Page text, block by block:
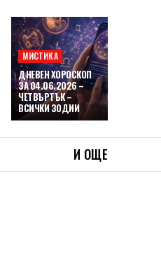
МИСТИКА
ДНЕВЕН ХОРОСКОП
ЗА 04.06.2026 –
ЧЕТВЪРТЪК –
ВСИЧКИ ЗОДИИ
И ОЩЕ